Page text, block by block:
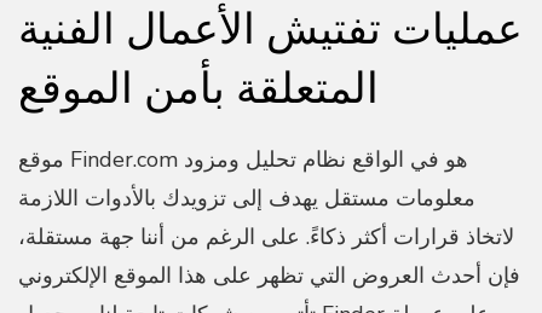
عمليات تفتيش الأعمال الفنية
المتعلقة بأمن الموقع
موقع Finder.com هو في الواقع نظام تحليل ومزود
معلومات مستقل يهدف إلى تزويدك بالأدوات اللازمة
لاتخاذ قرارات أكثر ذكاءً. على الرغم من أننا جهة مستقلة،
فإن أحدث العروض التي تظهر على هذا الموقع الإلكتروني